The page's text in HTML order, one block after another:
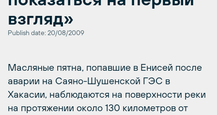
взгляд»
Publish date: 20/08/2009
Масляные пятна, попавшие в Енисей после
аварии на Саяно-Шушенской ГЭС в
Хакасии, наблюдаются на поверхности реки
на протяжении около 130 километров от